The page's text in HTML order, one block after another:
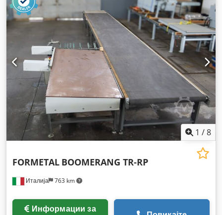
1 /8
Италија 763 km
FORMETAL BOOMERANG TR-RP